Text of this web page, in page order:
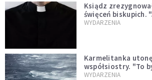
Ksiądz
święceń biskupich.
niegodny"
WYDARZENIA
Karmelitanka
współsiostry. "To
miłości"
WYDARZENIA